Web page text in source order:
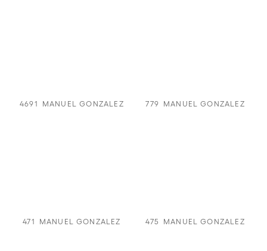
4691 MANUEL GONZALEZ 779 MANUEL GONZALEZ
471 MANUEL GONZALEZ 475 MANUEL GONZALEZ